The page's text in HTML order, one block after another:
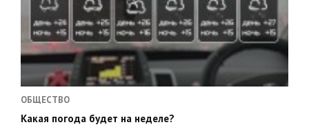
ОБЩЕСТВО
Какая погода будет на неделе?